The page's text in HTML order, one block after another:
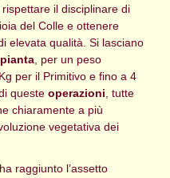
il disciplinare di
del Colle e ottenere
elevata qualità. Si lasciano
, per un peso
per il Primitivo e fino a 4
questeoperazioni, tutte
chiaramente a più
vegetativa dei
raggiunto l’assetto